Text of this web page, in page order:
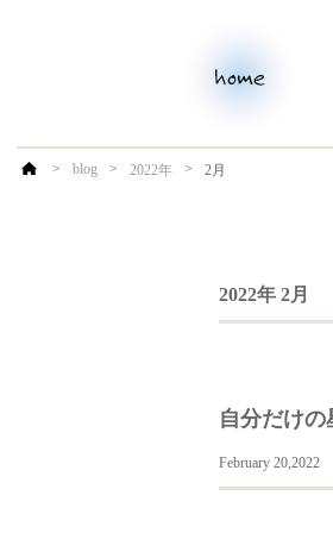
> blog > 2022年 > 2月
2022年 2月
自分だけの
February 20,2022